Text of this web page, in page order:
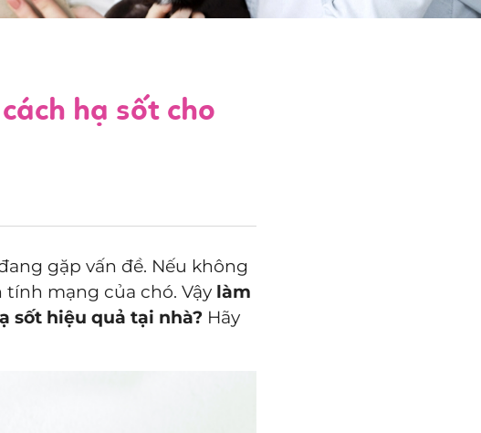
hạ sốt cho
gặp vấn đề. Nếu không
mạng của chó. Vậy làm
sốt hiệu quả tại nhà? Hãy